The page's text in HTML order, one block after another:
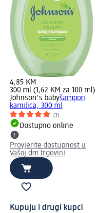
4,85 KM
300 ml (1,62 KM za 100 ml)
Johnson's babyšampon
kamilica, 300 ml
(1)
Dostupno online
Provjerite dostupnost u
Vašoj dm trgovini
Kupuju i drugi kupci